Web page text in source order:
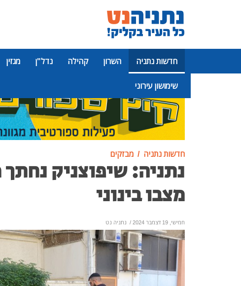
חדשות נתניה השרון קהילה נדל"ן מגזין
שימושון עירוני
פרסומת
חדשות נתניה מבזקים
נתניה: שיפוצניק
מצבו בינוני
חמישי, 19 דצמבר 2024 / נתניה נט